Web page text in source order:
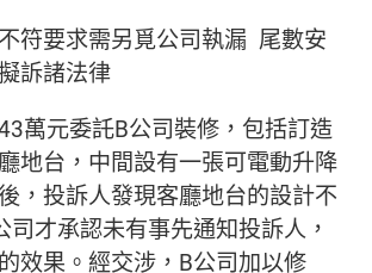
符要求需另覓公司執漏 尾數安
訴諸法律
萬元委託B公司裝修，包括訂造
地台，中間設有一張可電動升降
，投訴人發現客廳地台的設計不
司才承認未有事先通知投訴人，
效果。經交涉，B公司加以修